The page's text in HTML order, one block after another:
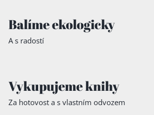
Balíme ekologicky
A s radostí
Vykupujeme knihy
Za hotovost a s vlastním odvozem